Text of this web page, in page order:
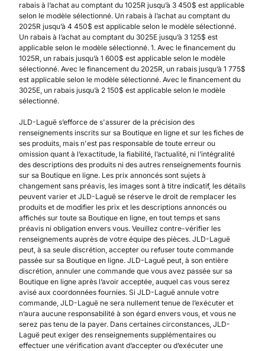
rabais à l’achat au comptant du 1025R jusqu’à 3 450$ est applicable
selon le modèle sélectionné. Un rabais à l’achat au comptant du
2025R jusqu’à 4 450$ est applicable selon le modèle sélectionné.
Un rabais à l’achat au comptant du 3025E jusqu’à 3 125$ est
applicable selon le modèle sélectionné. 1. Avec le financement du
1025R, un rabais jusqu’à 1 600$ est applicable selon le modèle
sélectionné. Avec le financement du 2025R, un rabais jusqu’à 1 775$
est applicable selon le modèle sélectionné. Avec le financement du
3025E, un rabais jusqu’à 2 150$ est applicable selon le modèle
sélectionné.
JLD-Laguë s’efforce de s'assurer de la précision des
renseignements inscrits sur sa Boutique en ligne et sur les fiches de
ses produits, mais n'est pas responsable de toute erreur ou
omission quant à l’exactitude, la fiabilité, l’actualité, ni l’intégralité
des descriptions des produits ni des autres renseignements fournis
sur sa Boutique en ligne. Les prix annoncés sont sujets à
changement sans préavis, les images sont à titre indicatif, les détails
peuvent varier et JLD-Laguë se réserve le droit de remplacer les
produits et de modifier les prix et les descriptions annoncés ou
affichés sur toute sa Boutique en ligne, en tout temps et sans
préavis ni obligation envers vous. Veuillez contre-vérifier les
renseignements auprès de votre équipe des pièces. JLD-Laguë
peut, à sa seule discrétion, accepter ou refuser toute commande
passée sur sa Boutique en ligne. JLD-Laguë peut, à son entière
discrétion, annuler une commande que vous avez passée sur sa
Boutique en ligne après l’avoir acceptée, auquel cas vous serez
avisé aux coordonnées fournies. Si JLD-Laguë annule votre
commande, JLD-Laguë ne sera nullement tenue de l’exécuter et
n’aura aucune responsabilité à son égard envers vous, et vous ne
serez pas tenu de la payer. Dans certaines circonstances, JLD-
Laguë peut exiger des renseignements supplémentaires ou
effectuer une vérification avant d’accepter ou d’exécuter une